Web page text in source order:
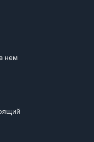
нем